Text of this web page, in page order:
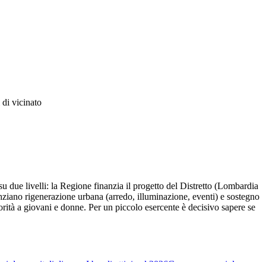
di vicinato
due livelli: la Regione finanzia il progetto del Distretto (Lombardia
rigenerazione urbana (arredo, illuminazione, eventi) e sostegno
a giovani e donne. Per un piccolo esercente è decisivo sapere se